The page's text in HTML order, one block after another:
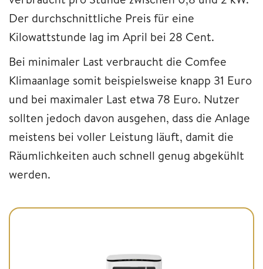
Der durchschnittliche Preis für eine
Kilowattstunde lag im April bei 28 Cent.
Bei minimaler Last verbraucht die Comfee
Klimaanlage somit beispielsweise knapp 31 Euro
und bei maximaler Last etwa 78 Euro. Nutzer
sollten jedoch davon ausgehen, dass die Anlage
meistens bei voller Leistung läuft, damit die
Räumlichkeiten auch schnell genug abgekühlt
werden.